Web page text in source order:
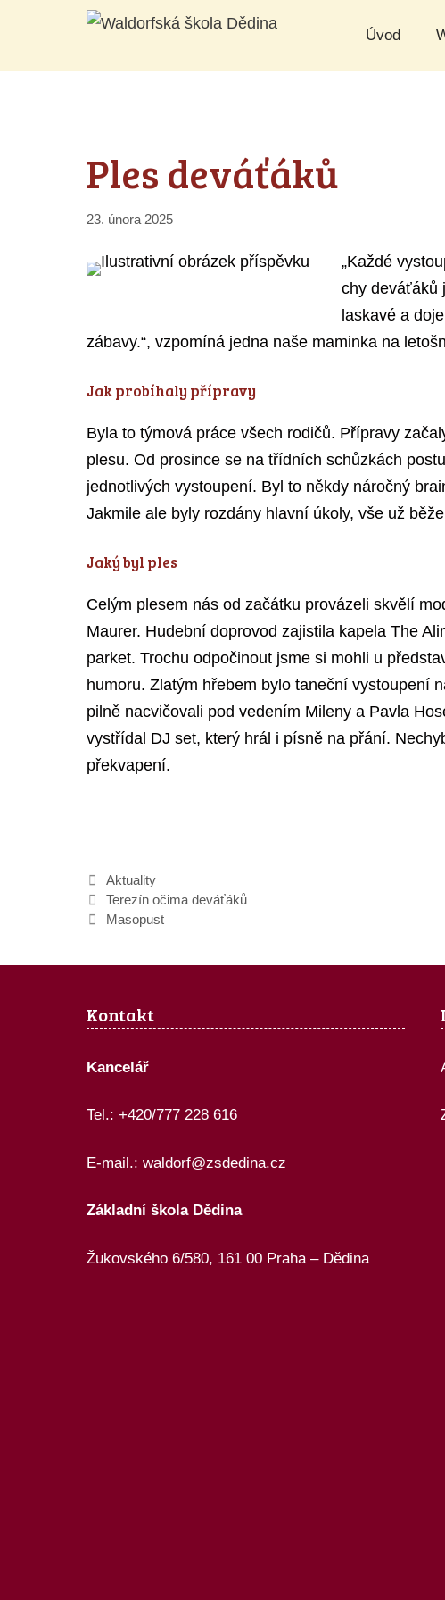
Úvod
Ples deváťáků
23. února 2025
„Každé
chy deváťáků
laskavé a
zábavy.“, vzpomíná jedna naše maminka na
Jak probíhaly přípravy
Byla to týmová práce všech rodičů. Přípravy
plesu. Od prosince se na třídních schůzkách
jednotlivých vystoupení. Byl to někdy náročný
Jakmile ale byly rozdány hlavní úkoly, vše už
Jaký byl ples
Celým plesem nás od začátku provázeli skvělí
Maurer. Hudební doprovod zajistila kapela The
parket. Trochu odpočinout jsme si mohli u
humoru. Zlatým hřebem bylo taneční vystoupení
pilně nacvičovali pod vedením Mileny a Pavla
vystřídal DJ set, který hrál i písně na přání.
překvapení.
Rubriky
Aktuality
Terezín očima deváťáků
Masopust
Kontakt
Kancelář
Tel.: +420/777 228 616
E-mail.: waldorf@zsdedina.cz
Základní škola Dědina
Žukovského 6/580, 161 00 Praha – Dědina